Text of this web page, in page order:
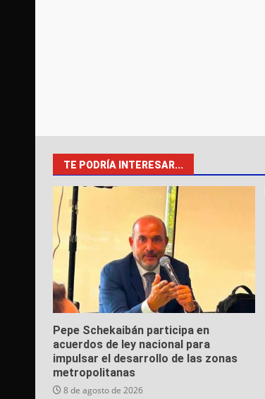
TE PODRÍA INTERESAR...
Pepe Schekaibán participa en
acuerdos de ley nacional para
impulsar el desarrollo de las zonas
metropolitanas
8 de agosto de 2026